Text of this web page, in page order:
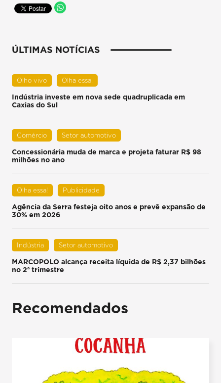
ÚLTIMAS NOTÍCIAS
Olho vivo Olha essa!
Indústria investe em nova sede quadruplicada em
Caxias do Sul
Comércio Setor automotivo
Concessionária muda de marca e projeta faturar R$ 98
milhões no ano
Olha essa! Publicidade
Agência da Serra festeja oito anos e prevê expansão de
30% em 2026
Indústria Setor automotivo
MARCOPOLO alcança receita líquida de R$ 2,37 bilhões
no 2º trimestre
Recomendados